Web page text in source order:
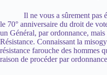
Il ne vous a sûrement pas
le 70° anniversaire du droit de
un Général, par ordonnance,
Résistance. Connaissant la
résistance farouche des hommes
raison de procéder par